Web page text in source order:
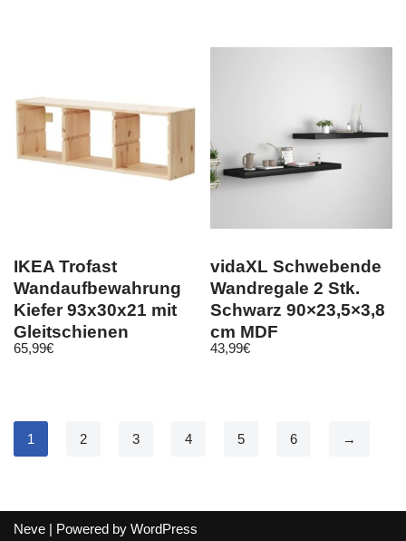
IKEA Trofast
Wandaufbewahrung
Kiefer 93x30x21 mit
Gleitschienen
Aufbewahrung
65,99€
vidaXL Schwebende
Wandregale 2 Stk.
Schwarz 90×23,5×3,8
cm MDF
43,99€
1 2 3 4 5 6 →
Neve | Powered by WordPress